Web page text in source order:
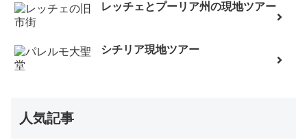
レッチェとプーリア州の現地ツアー
シチリア現地ツアー
人気記事